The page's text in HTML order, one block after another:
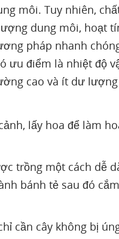
môi. Tuy nhiên,
dung môi, hoạt
pháp nhanh
điểm là nhiệt độ
cao và ít dư
lấy hoa để làm
trồng một cách dễ
bánh tẻ sau đó
cần cây không bị